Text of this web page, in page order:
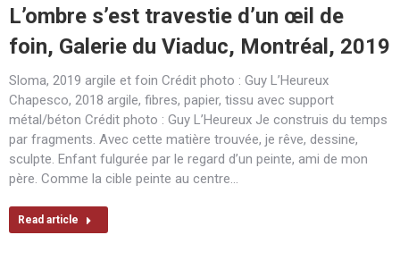
L’ombre s’est travestie d’un œil de
foin, Galerie du Viaduc, Montréal, 2019
Sloma, 2019 argile et foin Crédit photo : Guy L’Heureux
Chapesco, 2018 argile, fibres, papier, tissu avec support
métal/béton Crédit photo : Guy L’Heureux Je construis du temps
par fragments. Avec cette matière trouvée, je rêve, dessine,
sculpte. Enfant fulgurée par le regard d’un peinte, ami de mon
père. Comme la cible peinte au centre…
Read article